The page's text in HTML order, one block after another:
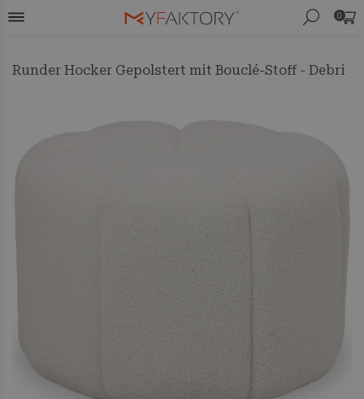
0
Runder Hocker Gepolstert mit Bouclé-Stoff - Debri